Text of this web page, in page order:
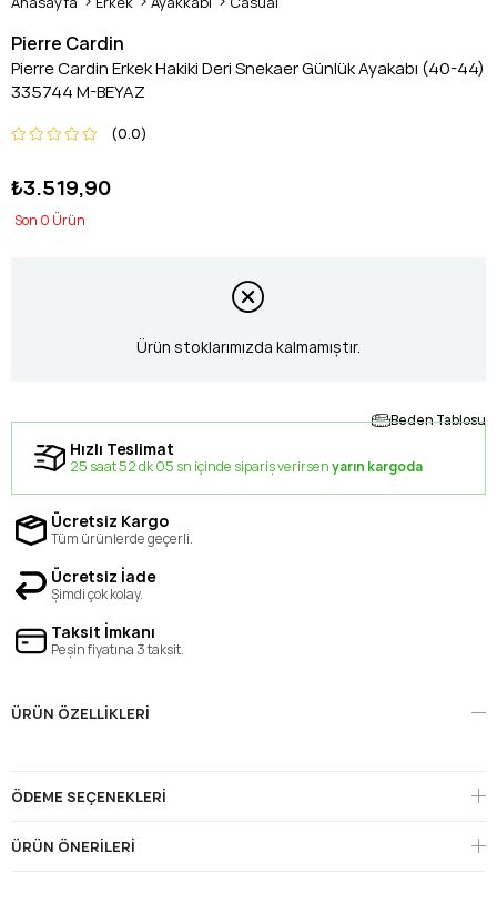
Pierre Cardin
Pierre Cardin Erkek Hakiki Deri Snekaer Günlük Ayakabı (40-44)
335744 M-BEYAZ
0.0
₺3.519,90
0
Ürün stoklarımızda kalmamıştır.
Beden Tablosu
Hızlı Teslimat
25 saat 52 dk 04 sn içinde sipariş verirsenyarın kargoda
Ücretsiz Kargo
Tüm ürünlerde geçerli.
Ücretsiz İade
Şimdi çok kolay.
Taksit İmkanı
Peşin fiyatına 3 taksit.
ÜRÜN ÖZELLIKLERI
ÖDEME SEÇENEKLERI
ÜRÜN ÖNERILERI